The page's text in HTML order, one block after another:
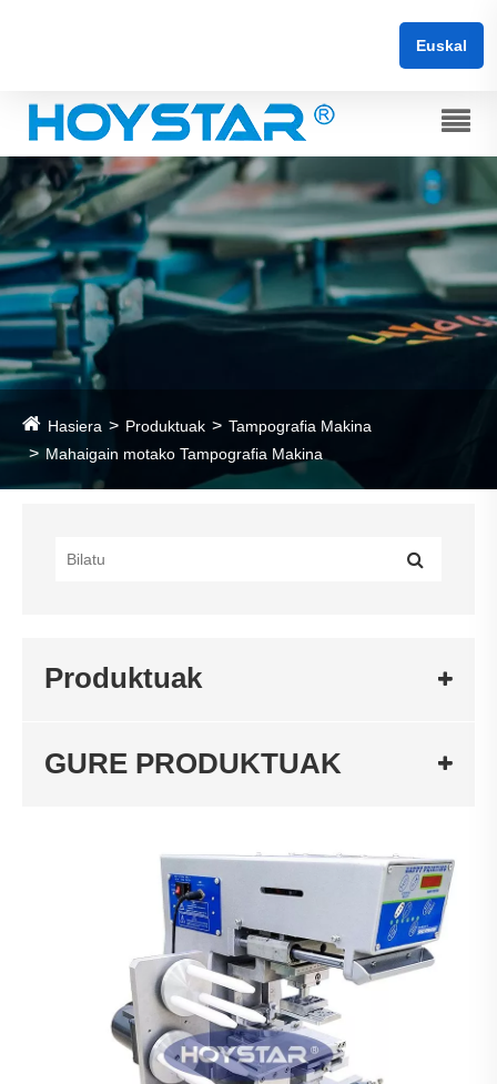
Euskal
Hasiera Produktuak
Tampografia Makina
Mahaigain motako Tampografia Makina
Produktuak
GURE PRODUKTUAK